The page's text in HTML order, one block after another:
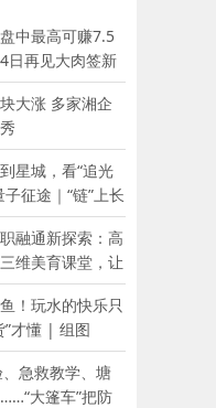
中最高可赚7.5
日再见大肉签新
大涨 多家湘企
星城，看“追光
子征途｜“链”上长
硬核
融通新探索：高
维美育课堂，让
而生
！玩水的快乐只
”才懂 | 组图
、急救教学、塘
大篷车”把防